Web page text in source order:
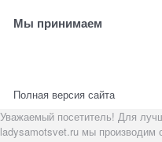
Мы принимаем
Полная версия сайта
Уважаемый посетитель! Для
ladysamotsvet.ru мы